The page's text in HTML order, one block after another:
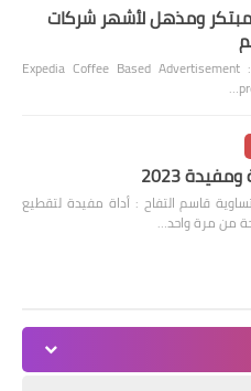
15 إعلان مبتكر ومذهل لأشهر شركات
Expedia Coffee Based
2023
قاسم التفاح : أداة مفيدة لتقطيع
من مرة واحد…